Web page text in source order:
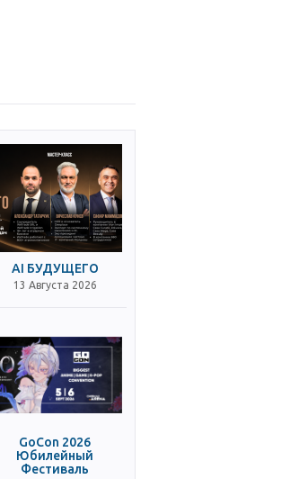
AI БУДУЩЕГО
13 Августа 2026
GoCon 2026
Юбилейный
Фестиваль